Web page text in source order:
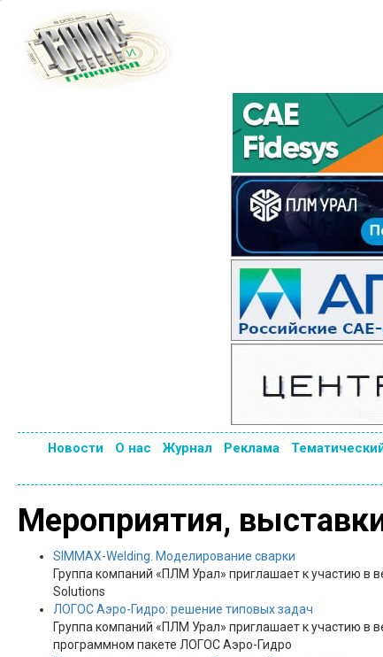
Новости О нас Журнал Реклама
Мероприятия,
SIMMAX-Welding. Моделирование сварки
Группа компаний «ПЛМ Урал» приглашает к участию в
Solutions
ЛОГОС Аэро-Гидро: решение типовых задач
Группа компаний «ПЛМ Урал» приглашает к участию
программном пакете ЛОГОС Аэро-Гидро